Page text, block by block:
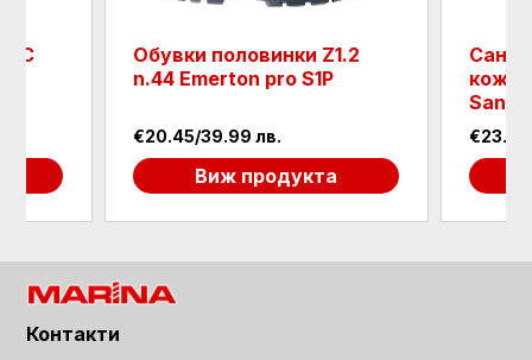
Обувки половинки Z1.2
n.44 Emerton pro S1P
€20.45/39.99 лв.
Виж продукта
кожа -
Контакти